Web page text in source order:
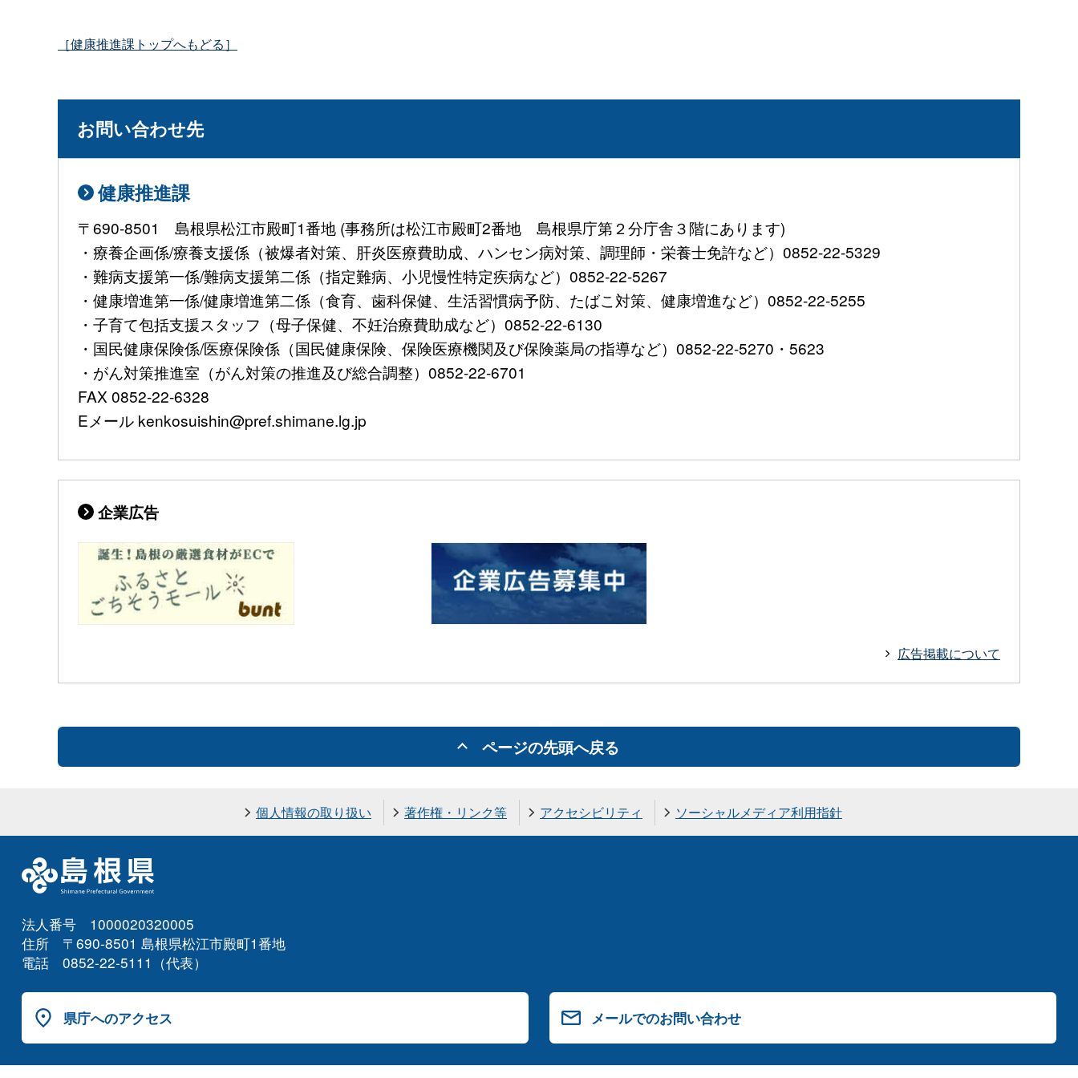
［健康推進課トップへもどる］
お問い合わせ先
健康推進課
〒690-8501 島根県松江市殿町1番地 (事務所は松江市殿町2番地 島根県庁第２分庁舎３階にあります)
・療養企画係/療養支援係（被爆者対策、肝炎医療費助成、ハンセン病対策、調理師・栄養士免許など）0852-22-5329
・難病支援第一係/難病支援第二係（指定難病、小児慢性特定疾病など）0852-22-5267
・健康増進第一係/健康増進第二係（食育、歯科保健、生活習慣病予防、たばこ対策、健康増進など）0852-22-5255
・子育て包括支援スタッフ（母子保健、不妊治療費助成など）0852-22-6130
・国民健康保険係/医療保険係（国民健康保険、保険医療機関及び保険薬局の指導など）0852-22-5270・5623
・がん対策推進室（がん対策の推進及び総合調整）0852-22-6701
FAX 0852-22-6328
Eメール kenkosuishin@pref.shimane.lg.jp
企業広告
広告掲載について
ページの先頭へ戻る
個人情報の取り扱い 著作権・リンク等 アクセシビリティ ソーシャルメディア利用指針
法人番号 1000020320005
住所 〒690-8501 島根県松江市殿町1番地
電話 0852-22-5111（代表）
県庁へのアクセス メールでのお問い合わせ